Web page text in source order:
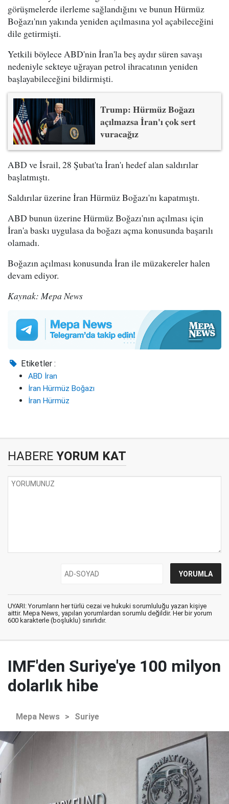
görüşmelerde ilerleme sağlandığını ve bunun Hürmüz
Boğazı'nın yakında yeniden açılmasına yol açabileceğini
dile getirmişti.
Yetkili böylece ABD'nin İran'la beş aydır süren savaşı
nedeniyle sekteye uğrayan petrol ihracatının yeniden
başlayabileceğini bildirmişti.
Trump: Hürmüz Boğazı
açılmazsa İran'ı çok sert
vuracağız
ABD ve İsrail, 28 Şubat'ta İran'ı hedef alan saldırılar
başlatmıştı.
Saldırılar üzerine İran Hürmüz Boğazı'nı kapatmıştı.
ABD bunun üzerine Hürmüz Boğazı'nın açılması için
İran'a baskı uygulasa da boğazı açma konusunda başarılı
olamadı.
Boğazın açılması konusunda İran ile müzakereler halen
devam ediyor.
Kaynak: Mepa News
Etiketler :
ABD İran
İran Hürmüz Boğazı
İran Hürmüz
HABERE YORUM KAT
UYARI: Yorumların her türlü cezai ve hukuki sorumluluğu yazan kişiye
aittir. Mepa News, yapılan yorumlardan sorumlu değildir. Her bir yorum
600 karakterle (boşluklu) sınırlıdır.
IMF'den Suriye'ye 100 milyon
dolarlık hibe
Mepa News > Suriye